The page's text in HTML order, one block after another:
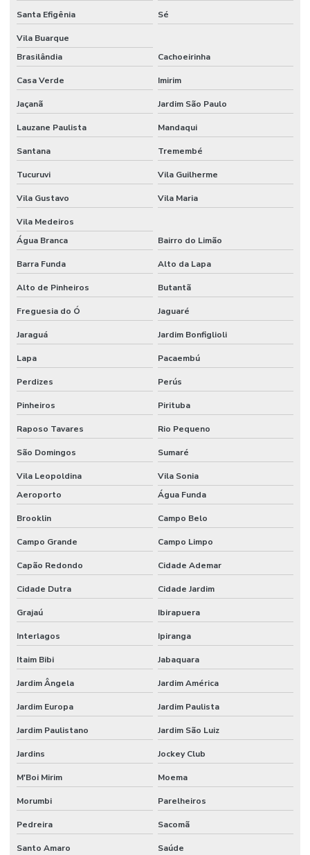
Santa Efigênia Sé
Vila Buarque
Brasilândia
Cachoeirinha
Casa Verde Imirim
Jaçanã Jardim São Paulo
Lauzane Paulista Mandaqui
Santana Tremembé
Tucuruvi Vila Guilherme
Vila Gustavo Vila Maria
Vila Medeiros
Água Branca
Bairro do Limão
Barra Funda Alto da Lapa
Alto de Pinheiros Butantã
Freguesia do Ó Jaguaré
Jaraguá Jardim Bonfiglioli
Lapa Pacaembú
Perdizes Perús
Pinheiros Pirituba
Raposo Tavares Rio Pequeno
São Domingos Sumaré
Vila Leopoldina
Vila Sonia
Aeroporto
Água Funda
Brooklin Campo Belo
Campo Grande Campo Limpo
Capão Redondo Cidade Ademar
Cidade Dutra Cidade Jardim
Grajaú Ibirapuera
Interlagos Ipiranga
Itaim Bibi Jabaquara
Jardim Ângela Jardim América
Jardim Europa Jardim Paulista
Jardim Paulistano Jardim São Luiz
Jardins Jockey Club
M'Boi Mirim Moema
Morumbi Parelheiros
Pedreira Sacomã
Santo Amaro Saúde